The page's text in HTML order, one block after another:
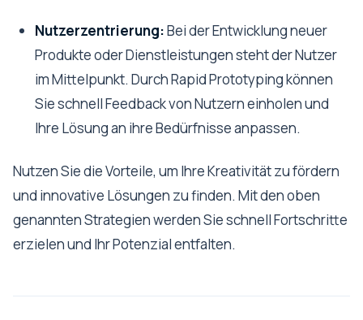
Nutzerzentrierung:Bei der Entwicklung neuer
Produkte oder Dienstleistungen steht der Nutzer
im Mittelpunkt. Durch Rapid Prototyping können
Sie schnell Feedback von Nutzern einholen und
Ihre Lösung an ihre Bedürfnisse anpassen.
Nutzen Sie die Vorteile, um Ihre Kreativität zu fördern
und innovative Lösungen zu finden. Mit den oben
genannten Strategien werden Sie schnell Fortschritte
erzielen und Ihr Potenzial entfalten.